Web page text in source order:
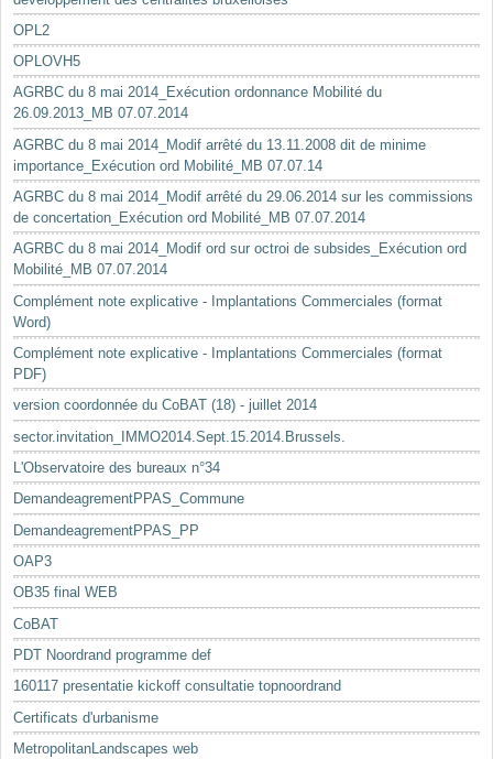
OPL2
OPLOVH5
AGRBC du 8 mai 2014_Exécution ordonnance Mobilité du
26.09.2013_MB 07.07.2014
AGRBC du 8 mai 2014_Modif arrêté du 13.11.2008 dit de minime
importance_Exécution ord Mobilité_MB 07.07.14
AGRBC du 8 mai 2014_Modif arrêté du 29.06.2014 sur les commissions
de concertation_Exécution ord Mobilité_MB 07.07.2014
AGRBC du 8 mai 2014_Modif ord sur octroi de subsides_Exécution ord
Mobilité_MB 07.07.2014
Complément note explicative - Implantations Commerciales (format
Word)
Complément note explicative - Implantations Commerciales (format
PDF)
version coordonnée du CoBAT (18) - juillet 2014
sector.invitation_IMMO2014.Sept.15.2014.Brussels.
L'Observatoire des bureaux n°34
DemandeagrementPPAS_Commune
DemandeagrementPPAS_PP
OAP3
OB35 final WEB
CoBAT
PDT Noordrand programme def
160117 presentatie kickoff consultatie topnoordrand
Certificats d'urbanisme
MetropolitanLandscapes web